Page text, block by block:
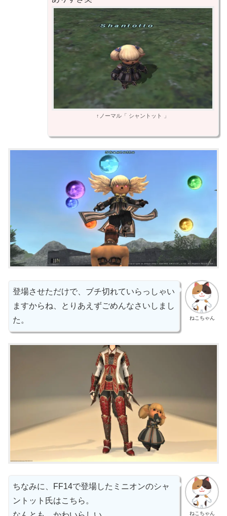
↑ノーマル「 シャントット 」
ねこちゃん
登場させただけで、ブチ切れていらっしゃい
ますからね、とりあえずごめんなさいしまし
た。
ねこちゃん
ちなみに、FF14で登場したミニオンのシャ
ントット氏はこちら。